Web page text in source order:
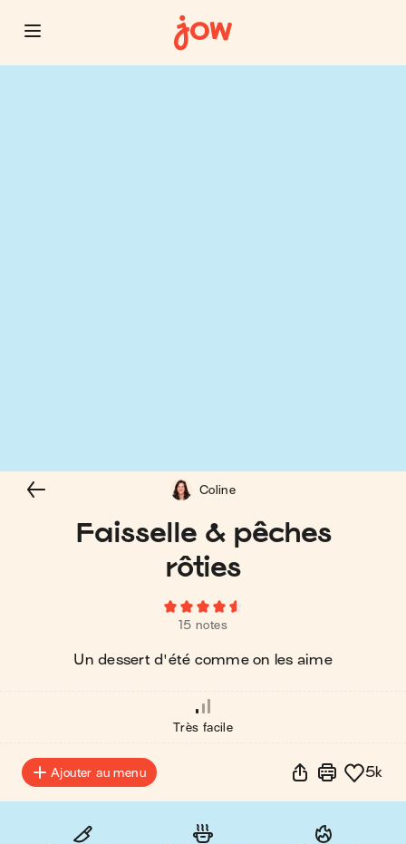
Faisselle & pêches
rôties
15 notes
Un dessert d'été comme on les aime
Coline
Très facile
Ajouter au menu 5k